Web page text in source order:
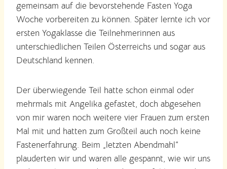
gemeinsam auf die bevorstehende Fasten Yoga
Woche vorbereiten zu können. Später lernte ich vor
ersten Yogaklasse die Teilnehmerinnen aus
unterschiedlichen Teilen Österreichs und sogar aus
Deutschland kennen.
Der überwiegende Teil hatte schon einmal oder
mehrmals mit Angelika gefastet, doch abgesehen
von mir waren noch weitere vier Frauen zum ersten
Mal mit und hatten zum Großteil auch noch keine
Fastenerfahrung. Beim „letzten Abendmahl“
plauderten wir und waren alle gespannt, wie wir uns